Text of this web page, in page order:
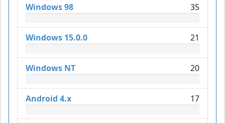
Windows 98 35
Windows 15.0.0 21
Windows NT 20
Android 4.x 17